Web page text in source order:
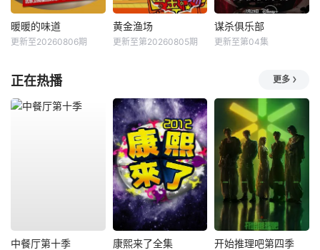
暖暖的味道
更新至20260806期
黄金渔场
更新至第20260805期
谋杀俱乐部
更新至第04集
正在热播 更多
中餐厅第十季 康熙来了全集 开始推理吧第四季